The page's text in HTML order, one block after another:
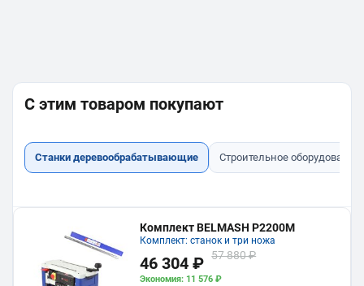
С этим товаром покупают
Станки деревообрабатывающие Строительное оборудование
Комплект BELMASH P2200M
Комплект: станок и три ножа
46 304 ₽ 57 880 ₽
Экономия: 11 576 ₽